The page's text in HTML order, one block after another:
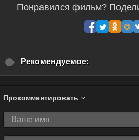
Понравился фильм?
Рекомендуемое:
Прокомментировать